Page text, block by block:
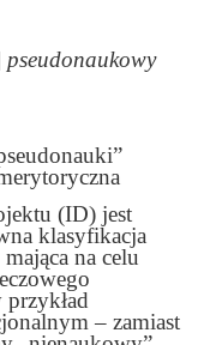
pseudonaukowy
(ID) jest
klasyfikacja
na celu
– zamiast